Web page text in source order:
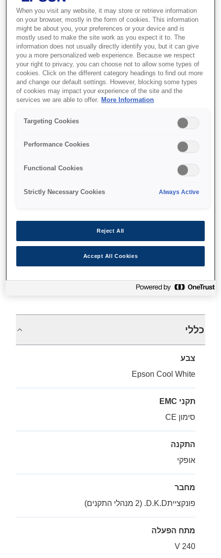
(011): Parallel, w/o
PS, ECW, SJIC6(K),
SJIC7(R)
Enjoy fast, smooth operation in
retail or banking with this
advanced multi-function inkjet
כללי
צבע
Epson Cool White
תקני EMC
סימון CE
התקנה
אופקי
מחבר
פונקצייתD.K.D. (2 מנהלי התקנים)
מתח הפעלה
240 V
When you visit any website, it may store or retrieve information
on your browser, mostly in the form of cookies. This information
might be about you, your preferences or your device and is
mostly used to make the site work as you expect it to. The
information does not usually directly identify you, but it can give
you a more personalized web experience. Because we respect
your right to privacy, you can choose not to allow some types of
cookies. Click on the different category headings to find out more
and change our default settings. However, blocking some types
of cookies may impact your experience of the site and the
services we are able to offer. More Information
Targeting Cookies
Performance Cookies
Functional Cookies
Strictly Necessary Cookies Always Active
Reject All
Accept All Cookies